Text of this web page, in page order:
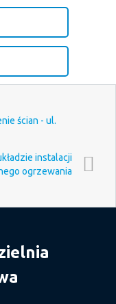
ścian - ul.
instalacji
ogrzewania